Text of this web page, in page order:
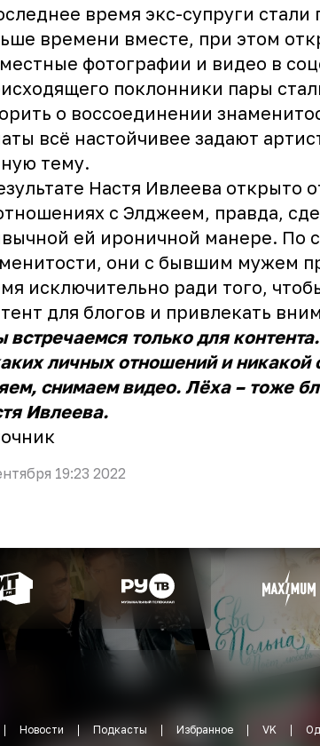
время экс-супруги стали
времени вместе, при этом
фотографии и видео в
поклонники пары
о воссоединении
всё настойчивее задают
тему.
Настя Ивлеева открыто
с Элджеем, правда,
ей ироничной манере. По
они с бывшим мужем
исключительно ради того,
для блогов и привлекать
встречаемся только для
личных отношений и никакой
снимаем видео. Лёха – тоже
Ивлеева.
19:23 2022
Новости Подкасты Избранное VK